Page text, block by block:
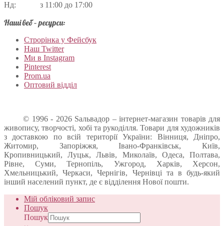
Нд: з 11:00 до 17:00
Наші веб – ресурси:
Строрінка у Фейсбук
Наш Twitter
Ми в Instagram
Pinterest
Prom.ua
Оптовий відділ
© 1996 - 2026 Sальвадор – інтернет-магазин товарів для
живопису, творчості, хобі та рукоділля. Товари для художників
з доставкою по всій території України: Вінниця, Дніпро,
Житомир, Запоріжжя, Івано-Франківськ, Київ,
Кропивницький, Луцьк, Львів, Миколаїв, Одеса, Полтава,
Рівне, Суми, Тернопіль, Ужгород, Харків, Херсон,
Хмельницький, Черкаси, Чернігів, Чернівці та в будь-який
інший населений пункт, де є відділення Нової пошти.
Мій обліковий запис
Пошук
Пошук